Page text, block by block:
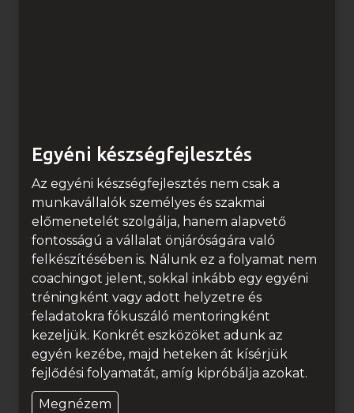
Egyéni készségfejlesztés
Az egyéni készségfejlesztés nem csak a
munkavállalók személyes és szakmai
előmenetelét szolgálja, hanem alapvető
fontosságú a vállalat önjáróságára való
felkészítésében is. Nálunk ez a folyamat nem
coachingot jelent, sokkal inkább egy egyéni
tréningként vagy adott helyzetre és
feladatokra fókuszáló mentoringként
kezeljük. Konkrét eszközöket adunk az
egyén kezébe, majd heteken át kísérjük
fejlődési folyamatát, amíg kipróbálja azokat.
Megnézem